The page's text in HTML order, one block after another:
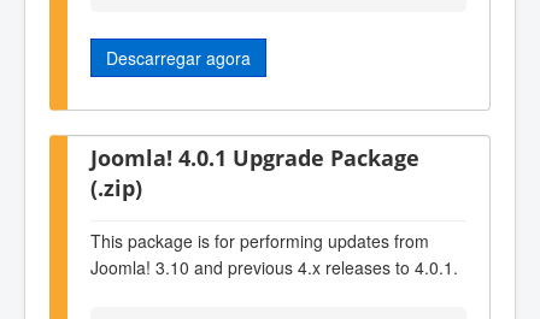
Descarregar agora
Joomla! 4.0.1 Upgrade Package
(.zip)
This package is for performing updates from
Joomla! 3.10 and previous 4.x releases to 4.0.1.